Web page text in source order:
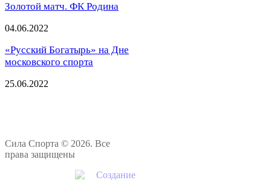
Золотой матч. ФК Родина
04.06.2022
«Русский Богатырь» на Дне
московского спорта
25.06.2022
Сила Спорта © 2026. Все
права защищены